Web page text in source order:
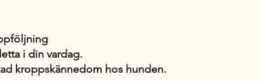
i din vardag.
kroppskännedom hos hunden.